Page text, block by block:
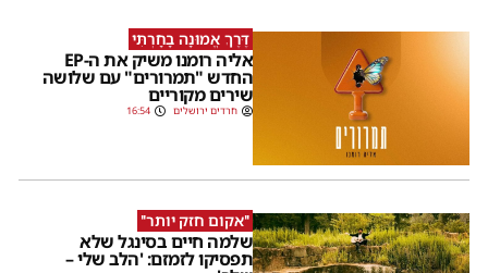
דֶּרֶךְ אֱמוּנָה בָחָרְתִּי
אליה רומנו משיק את ה-EP
החדש "תמרורים" עם שלושה
שירים מקוריים
חרדים ירושלים 16:54
''אקום חזק יותר''
שלמה חיים בסינגל שלא
תפסיקו לזמזם: 'הלב שלי –